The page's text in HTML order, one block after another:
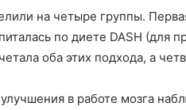
на четыре группы.
по диете DASH (для
оба этих подхода, а
в работе мозга